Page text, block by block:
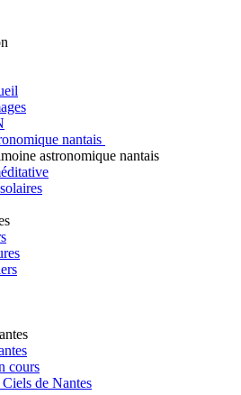
nantais
astronomique nantais
cours
de Nantes